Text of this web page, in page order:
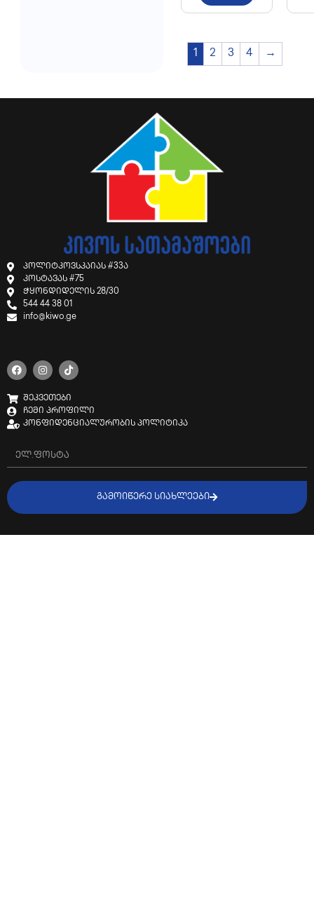
1 2 3 4 →
პოლიტკოვსკაიას #33ა
კოსტავას #75
ჭყონდიდელის 28/30
544 44 38 01
info@kiwo.ge
შეკვეთები
ჩემი პროფილი
კონფიდენციალურობის პოლიტიკა
ᲒᲐᲛᲝᲘᲬᲔᲠᲔ ᲡᲘᲐᲮᲚᲔᲔᲑᲘ